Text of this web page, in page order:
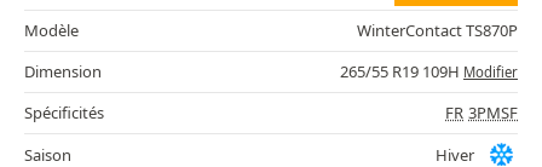
Modèle
WinterContact TS870P
Dimension
265/55 R19 109H Modifier
Spécificités FR 3PMSF
Saison
Hiver